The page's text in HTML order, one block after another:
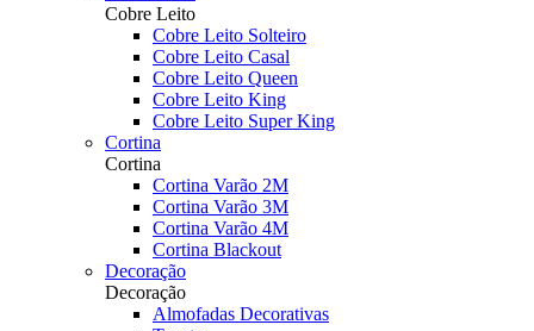
Cobre Leito
Cobre Leito Solteiro
Cobre Leito Casal
Cobre Leito Queen
Cobre Leito King
Cobre Leito Super King
Cortina
Cortina
Cortina Varão 2M
Cortina Varão 3M
Cortina Varão 4M
Cortina Blackout
Decoração
Decoração
Almofadas Decorativas